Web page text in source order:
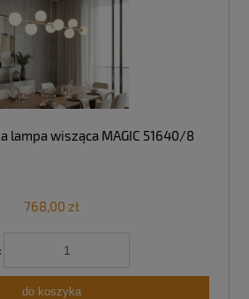
lampa wisząca MAGIC 51640/8
768,00 zł
do koszyka